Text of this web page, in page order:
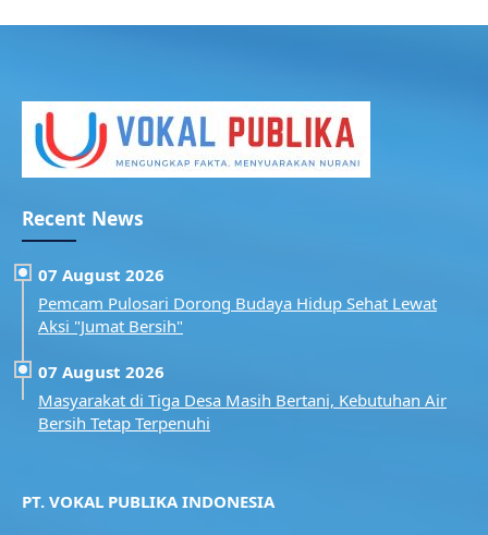
Recent News
07 August 2026
Pemcam Pulosari Dorong Budaya Hidup Sehat Lewat
Aksi "Jumat Bersih"
07 August 2026
Masyarakat di Tiga Desa Masih Bertani, Kebutuhan Air
Bersih Tetap Terpenuhi
PT. VOKAL PUBLIKA INDONESIA